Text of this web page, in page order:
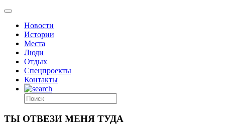
Новости
Истории
Места
Люди
Отдых
Спецпроекты
Контакты
ТЫ ОТВЕЗИ МЕНЯ ТУДА